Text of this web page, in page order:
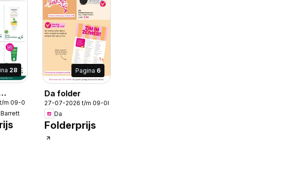
28
m 09-08-2026
Pagina 6
Da folder
27-07-2026 t/m 09-08-2026
Da
Folderprijs